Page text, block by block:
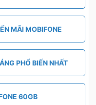
MÃI MOBIFONE
PHỔ BIẾN NHẤT
60GB